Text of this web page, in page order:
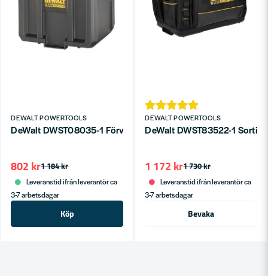
DEWALT POWERTOOLS
DeWalt DWST08035-1 Förvaringslåda Halvbredd
1 184 kr
802 kr
Leveranstid ifrån leverantör ca
3-7 arbetsdagar
Köp
DEWALT POWERTOOLS
DeWalt DWST83522-1
1 730 kr
1 172 kr
Leveranstid ifrån leverantör ca
3-7 arbetsdagar
Bevaka